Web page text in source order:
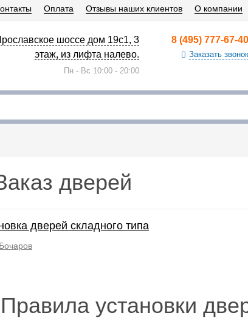
Оплата Отзывы наших клиентов О компании
шоссе дом 19с1, 3
этаж, из лифта налево.
Пн - Вс 10:00 - 20:00
8 (495) 777-67-40
Заказать звонок
дверей
дверей складного типа
Правила установки